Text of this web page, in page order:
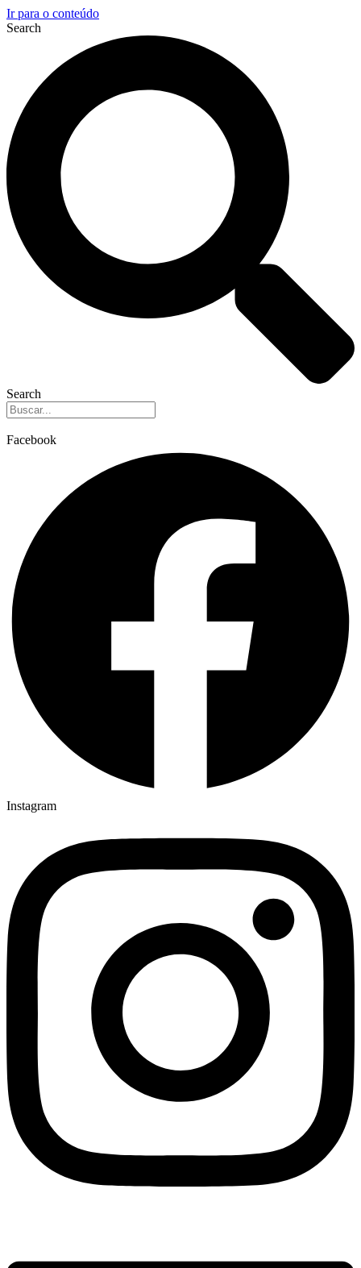
Ir para o conteúdo
Search
Search
Facebook
Instagram